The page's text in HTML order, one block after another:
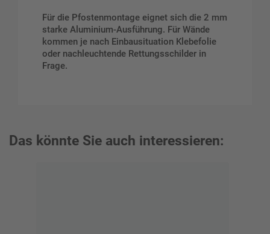
Für die Pfostenmontage eignet sich die 2 mm
starke Aluminium-Ausführung. Für Wände
kommen je nach Einbausituation Klebefolie
oder nachleuchtende Rettungsschilder in
Frage.
Das könnte Sie auch interessieren: